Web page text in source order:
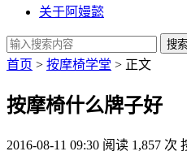
关于阿嫚懿
搜索
首页 > 按摩椅学堂 > 正文
按摩椅什么牌子好
2016-08-11 09:30 阅读 1,857 次